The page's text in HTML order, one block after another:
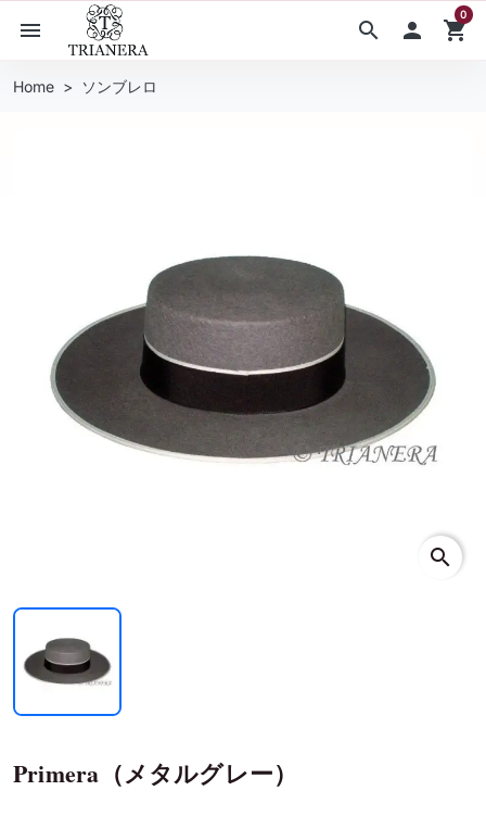
search
menu  shopping_cart
0
Home ソンブレロ
search
Primera（メタルグレー）